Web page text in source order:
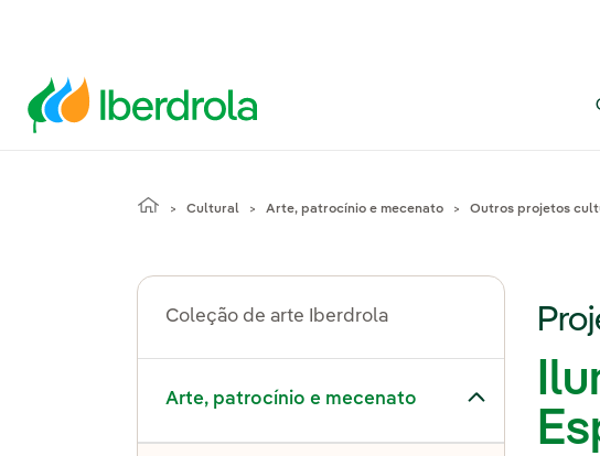
Cultural Arte, patrocínio e mecenato Outros projetos
Coleção de arte Iberdrola
Arte, patrocínio e mecenato
Alternar submenu de Arte, patrocínio e mecenato